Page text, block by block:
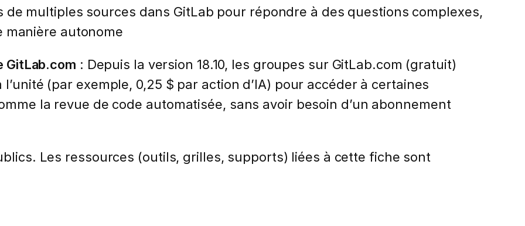
multiples sources dans GitLab pour répondre à des questions complexes,
manière autonome
GitLab.com : Depuis la version 18.10, les groupes sur GitLab.com (gratuit)
(par exemple, 0,25 $ par action d’IA) pour accéder à certaines
la revue de code automatisée, sans avoir besoin d’un abonnement
Les ressources (outils, grilles, supports) liées à cette fiche sont